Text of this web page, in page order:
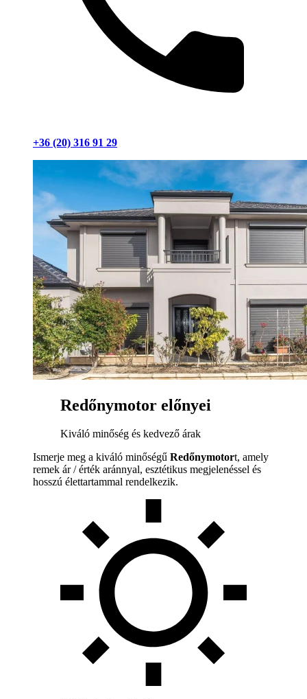
+36 (20) 316 91 29
Redőnymotor előnyei
Kiváló minőség és kedvező árak
Ismerje meg a kiváló minőségű Redőnymotort, amely
remek ár / érték aránnyal, esztétikus megjelenéssel és
hosszú élettartammal rendelkezik.